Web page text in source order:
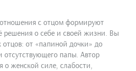
с отцом формируют
решения о себе и своей жизни. Вы
отцов: от «папиной дочки» до
отсутствующего папы. Автор
о женской силе, слабости,